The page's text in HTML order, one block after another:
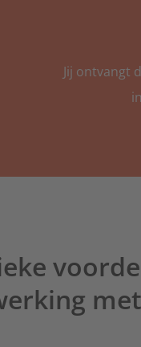
Jij ontvangt